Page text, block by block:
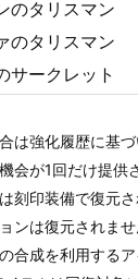
のタリスマン
のタリスマン
サークレット
は強化履歴に基
会が1回だけ提供
刻印装備で復元
ンは復元されませ
合成を利用する